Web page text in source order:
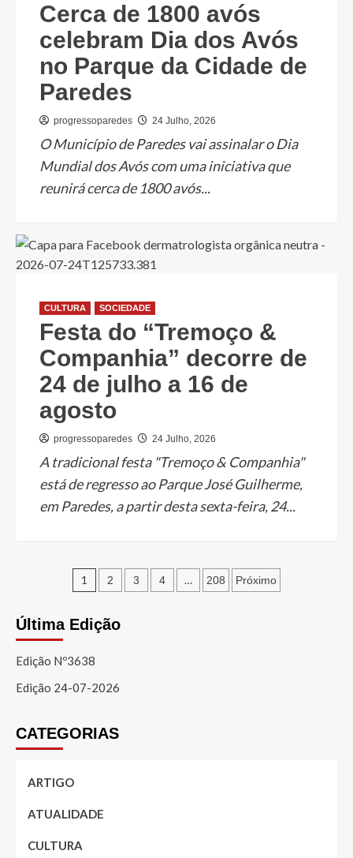
Cerca de 1800 avós
celebram Dia dos Avós
no Parque da Cidade de
Paredes
progressoparedes 24 Julho, 2026
O Município de Paredes vai assinalar o Dia
Mundial dos Avós com uma iniciativa que
reunirá cerca de 1800 avós...
CULTURA SOCIEDADE
Festa do “Tremoço &
Companhia” decorre de
24 de julho a 16 de
agosto
progressoparedes 24 Julho, 2026
A tradicional festa "Tremoço & Companhia"
está de regresso ao Parque José Guilherme,
em Paredes, a partir desta sexta-feira, 24...
Paginação
conteúdos
1 2 3 4 … 208 Próximo
Última Edição
Edição Nº3638
Edição 24-07-2026
CATEGORIAS
ARTIGO
ATUALIDADE
CULTURA